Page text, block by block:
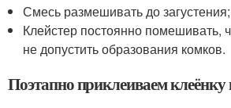
Смесь размешивать до загустения;
Клейстер постоянно помешивать,
не допустить образования комков.
Поэтапно приклеиваем клеёнку